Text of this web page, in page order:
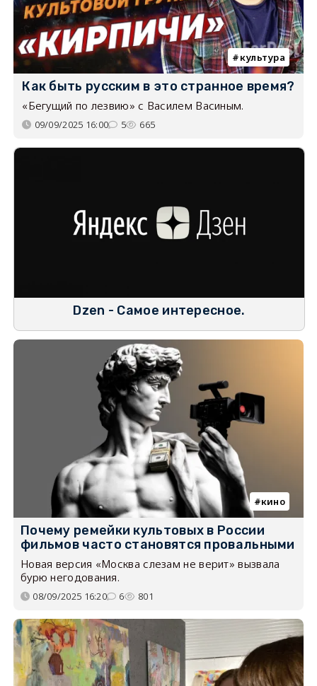
культура
Как быть русским в это странное время?
«Бегущий по лезвию» с Василем Васиным.
09/09/2025 16:00 5 665
Dzen - Самое интересное.
кино
Почему ремейки культовых в России
фильмов часто становятся провальными
Новая версия «Москва слезам не верит» вызвала
бурю негодования.
08/09/2025 16:20 6 801